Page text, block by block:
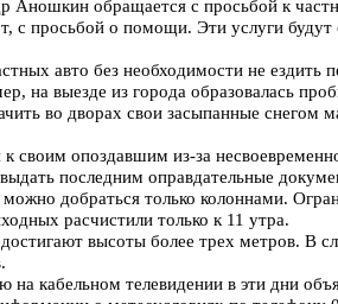
Аношкин обращается с просьбой к
просьбой о помощи. Эти услуги будут
авто без необходимости не ездить
на выезде из города образовалась
во дворах свои засыпанные снегом
своим опоздавшим из-за
последним оправдательные
добраться только колоннами.
расчистили только к 11 утра.
высоты более трех метров. В
кабельном телевидении в эти дни